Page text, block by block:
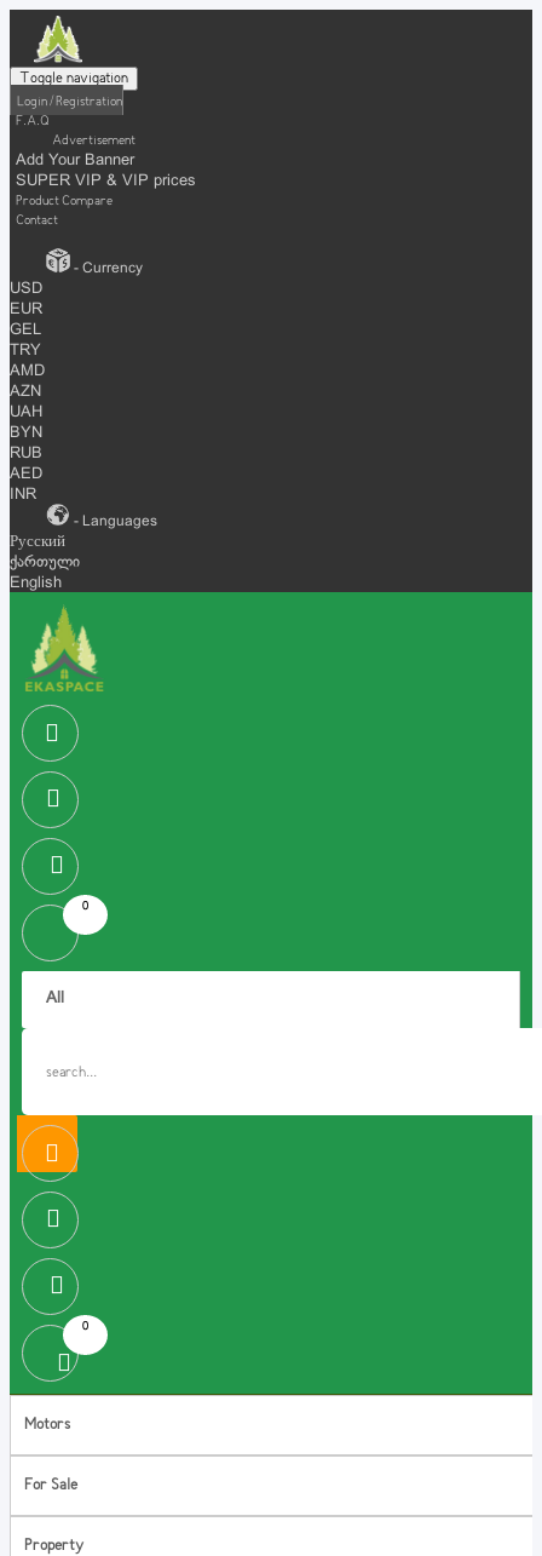
Toggle navigation
Login / Registration
F.A.Q
Advertisement
Add Your Banner
SUPER VIP & VIP prices
Product Compare
Contact
- Currency
USD
EUR
GEL
TRY
AMD
AZN
UAH
BYN
RUB
AED
INR
- Languages
Русский
ქართული
English
0
0
Motors
For Sale
Property